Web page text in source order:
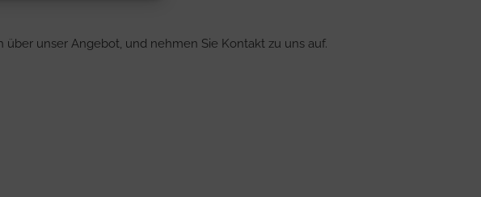
unser Angebot, und nehmen Sie Kontakt zu uns auf.